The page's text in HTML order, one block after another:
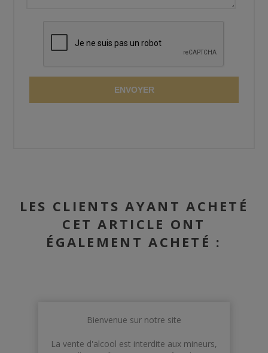
ENVOYER
LES CLIENTS AYANT ACHETÉ
CET ARTICLE ONT
ÉGALEMENT ACHETÉ :
Bienvenue sur notre site
La vente d'alcool est interdite aux mineurs,